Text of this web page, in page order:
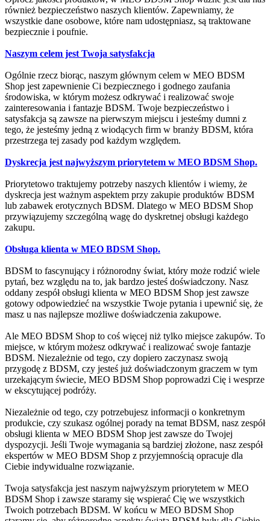
również bezpieczeństwo naszych klientów. Zapewniamy, że
wszystkie dane osobowe, które nam udostępniasz, są traktowane
bezpiecznie i poufnie.
Naszym celem jest Twoja satysfakcja
Ogólnie rzecz biorąc, naszym głównym celem w MEO BDSM
Shop jest zapewnienie Ci bezpiecznego i godnego zaufania
środowiska, w którym możesz odkrywać i realizować swoje
zainteresowania i fantazje BDSM. Twoje bezpieczeństwo i
satysfakcja są zawsze na pierwszym miejscu i jesteśmy dumni z
tego, że jesteśmy jedną z wiodących firm w branży BDSM, która
przestrzega tej zasady pod każdym względem.
Dyskrecja jest najwyższym priorytetem w MEO BDSM Shop.
Priorytetowo traktujemy potrzeby naszych klientów i wiemy, że
dyskrecja jest ważnym aspektem przy zakupie produktów BDSM
lub zabawek erotycznych BDSM. Dlatego w MEO BDSM Shop
przywiązujemy szczególną wagę do dyskretnej obsługi każdego
zakupu.
Obsługa klienta w MEO BDSM Shop.
BDSM to fascynujący i różnorodny świat, który może rodzić wiele
pytań, bez względu na to, jak bardzo jesteś doświadczony. Nasz
oddany zespół obsługi klienta w MEO BDSM Shop jest zawsze
gotowy odpowiedzieć na wszystkie Twoje pytania i upewnić się, że
masz u nas najlepsze możliwe doświadczenia zakupowe.
Ale MEO BDSM Shop to coś więcej niż tylko miejsce zakupów. To
miejsce, w którym możesz odkrywać i realizować swoje fantazje
BDSM. Niezależnie od tego, czy dopiero zaczynasz swoją
przygodę z BDSM, czy jesteś już doświadczonym graczem w tym
urzekającym świecie, MEO BDSM Shop poprowadzi Cię i wesprze
w ekscytującej podróży.
Niezależnie od tego, czy potrzebujesz informacji o konkretnym
produkcie, czy szukasz ogólnej porady na temat BDSM, nasz zespół
obsługi klienta w MEO BDSM Shop jest zawsze do Twojej
dyspozycji. Jeśli Twoje wymagania są bardziej złożone, nasz zespół
ekspertów w MEO BDSM Shop z przyjemnością opracuje dla
Ciebie indywidualne rozwiązanie.
Twoja satysfakcja jest naszym najwyższym priorytetem w MEO
BDSM Shop i zawsze staramy się wspierać Cię we wszystkich
Twoich potrzebach BDSM. W końcu w MEO BDSM Shop